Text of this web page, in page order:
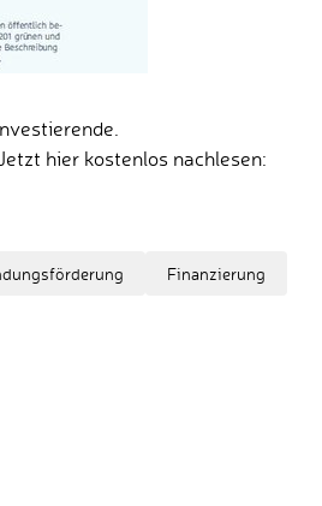
hier kostenlos nachlesen:
Finanzierung